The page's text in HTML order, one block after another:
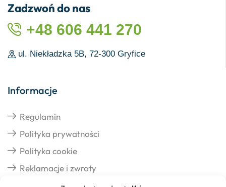
Zadzwoń do nas
+48 606 441 270
ul. Niekładzka 5B, 72-300 Gryfice
Informacje
Regulamin
Polityka prywatności
Polityka cookie
Reklamacje i zwroty